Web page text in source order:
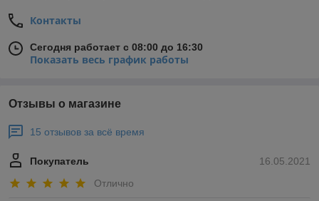
Контакты
Сегодня работает с 08:00 до 16:30
Показать весь график работы
Отзывы о магазине
15 отзывов за всё время
16.05.2021
Покупатель
Отлично